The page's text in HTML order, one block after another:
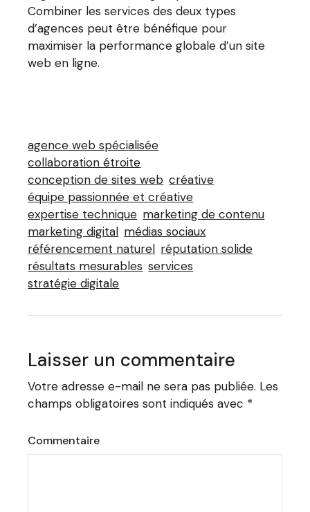
Combiner les services des deux types
d’agences peut être bénéfique pour
maximiser la performance globale d’un site
web en ligne.
agence web spécialisée
collaboration étroite
conception de sites web créative
équipe passionnée et créative
expertise technique marketing de contenu
marketing digital médias sociaux
référencement naturel réputation solide
résultats mesurables services
stratégie digitale
Laisser un commentaire
Votre adresse e-mail ne sera pas publiée. Les
champs obligatoires sont indiqués avec *
Commentaire